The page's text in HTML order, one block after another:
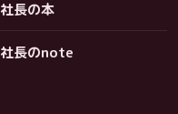
社長の本
社長のnote